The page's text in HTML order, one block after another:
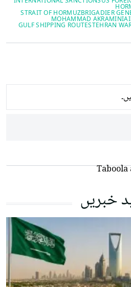
BRIGADIER
STRAIT OF ​HORMUZ
MOHAMMAD AKRAMINIA
TEHRAN
GULF SHIPPING ROUTES
خبریں